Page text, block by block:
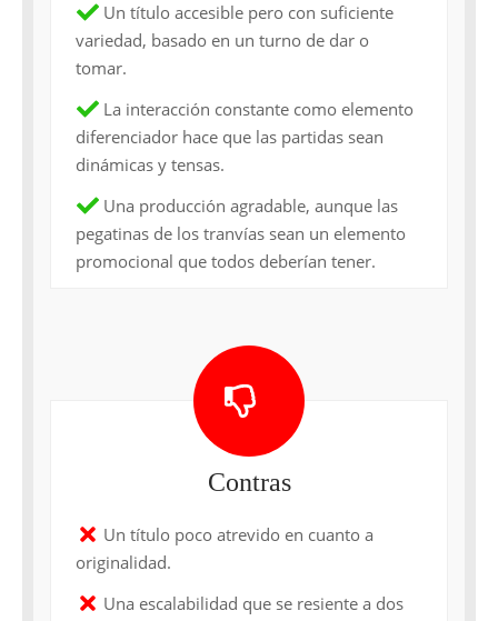
Un título accesible pero con suficiente
variedad, basado en un turno de dar o
tomar.
La interacción constante como elemento
diferenciador hace que las partidas sean
dinámicas y tensas.
Una producción agradable, aunque las
pegatinas de los tranvías sean un elemento
promocional que todos deberían tener.
Contras
Un título poco atrevido en cuanto a
originalidad.
Una escalabilidad que se resiente a dos